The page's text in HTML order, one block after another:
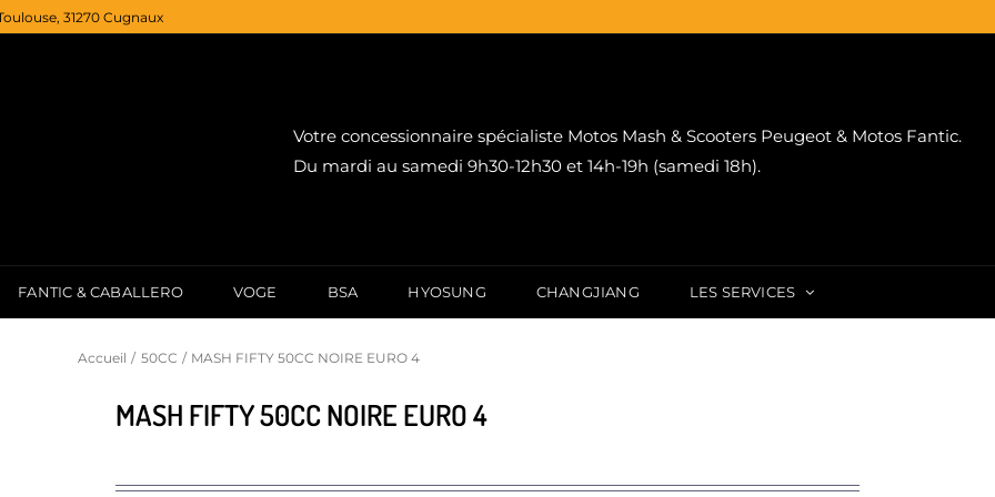
31270 Cugnaux
Votre concessionnaire spécialiste Motos Mash & Scooters Peugeot & Motos Fantic.
Du mardi au samedi 9h30-12h30 et 14h-19h (samedi 18h).
FANTIC & CABALLERO VOGE BSA HYOSUNG CHANGJIANG LES SERVICES
Accueil 50CC MASH FIFTY 50CC NOIRE EURO 4
MASH FIFTY 50CC NOIRE EURO 4